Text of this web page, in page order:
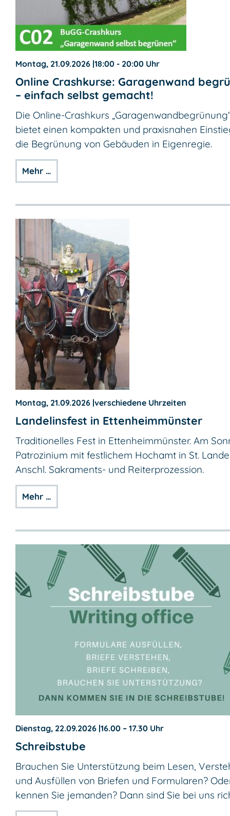
Montag, 21.09.2026 |18:00 - 20:00 Uhr
Online Crashkurse: Garagenwand
– einfach selbst gemacht!
Die Online-Crashkurs
bietet einen kompakten und praxisnahen
die Begrünung von Gebäuden in Eigenregie.
Mehr …
Montag, 21.09.2026 |verschiedene Uhrzeiten
Landelinsfest in Ettenheimmünster
Traditionelles Fest in Ettenheimmünster. Am
Patrozinium mit festlichem Hochamt in St.
Anschl. Sakraments- und Reiterprozession.
Mehr …
Dienstag, 22.09.2026 |16.00 – 17.30 Uhr
Schreibstube
Brauchen Sie Unterstützung beim Lesen,
und Ausfüllen von Briefen und Formularen?
kennen Sie jemanden? Dann sind Sie bei uns